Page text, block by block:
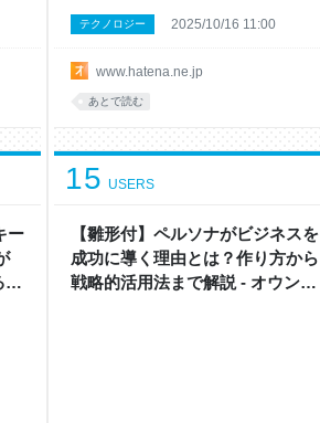
www.hatena.ne.jp
テクノロジー 2025/10/16 11:00
あとで読む
ー
理
【雛形付】ペルソナがビジネスを
成功に導く理由とは？作り方から
戦略的活用法まで解説 - オウンド
15 USERS